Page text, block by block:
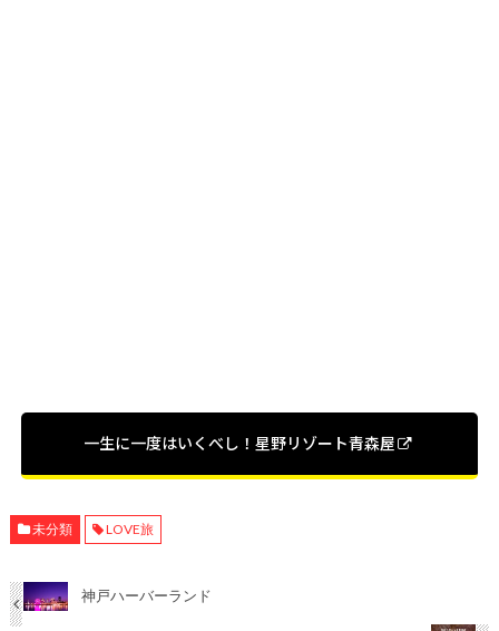
一生に一度はいくべし！星野リゾート青森屋
未分類 LOVE旅
神戸ハーバーランド